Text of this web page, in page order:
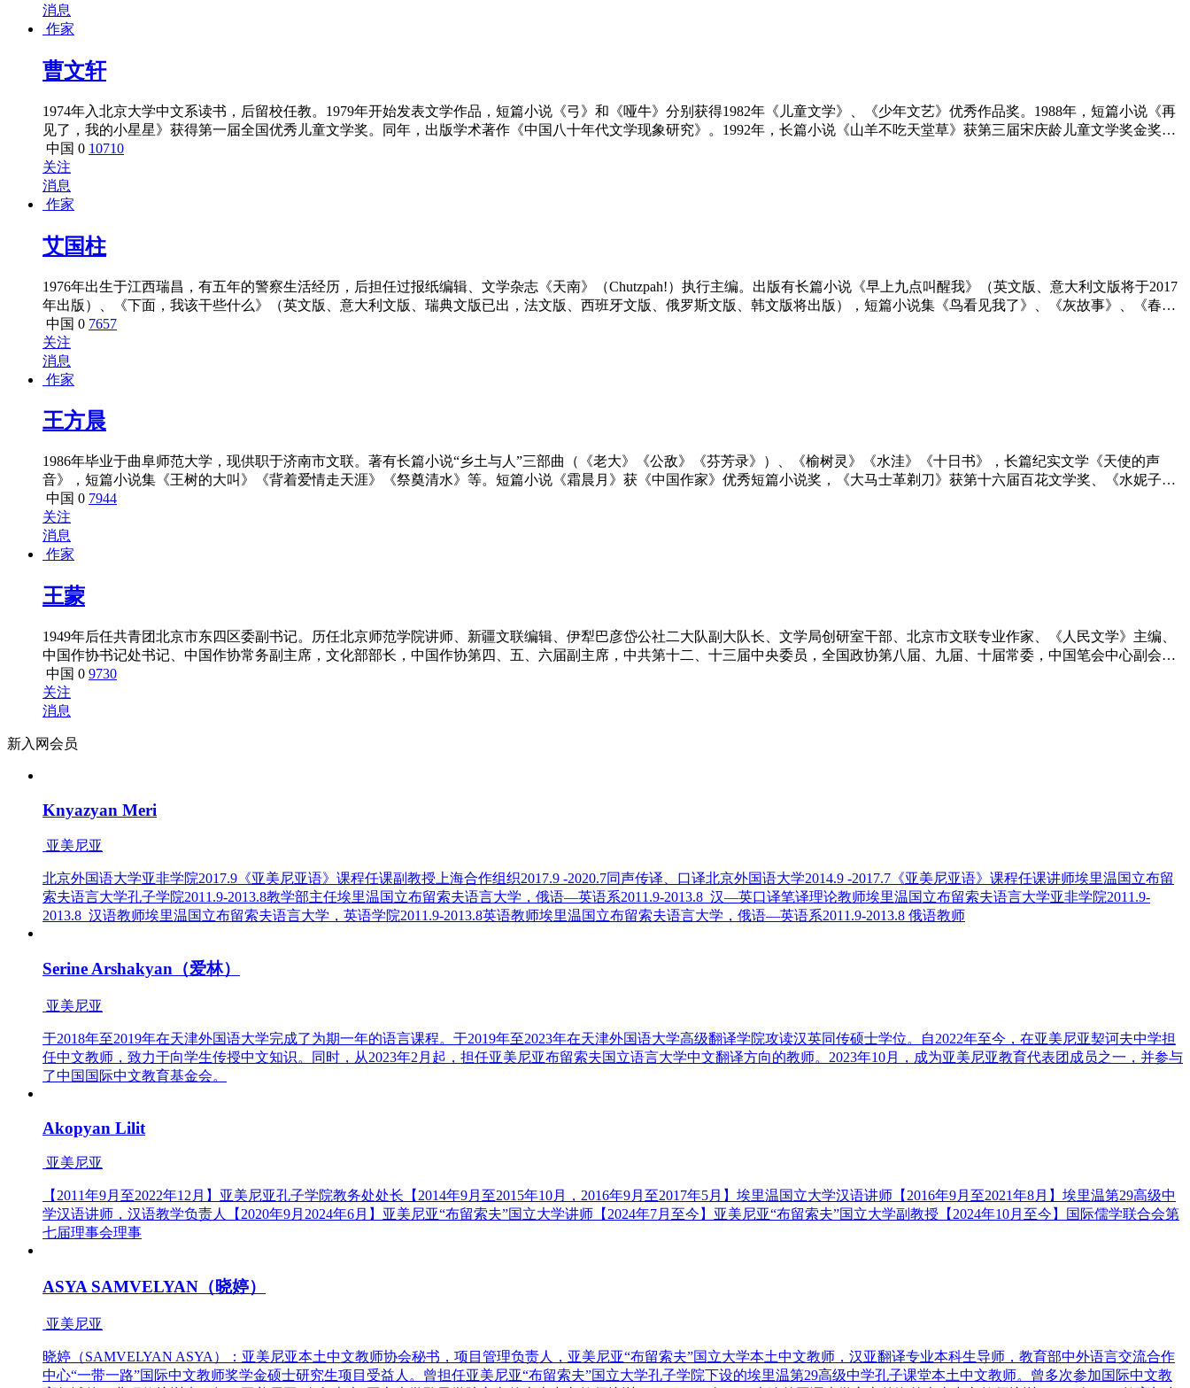
消息
作家
曹文轩
1974年入北京大学中文系读书，后留校任教。1979年开始发表文学作品，短篇小说《弓》和《哑牛》分别获得1982年《儿童文学》、《少年文艺》优秀作品奖。1988年，短篇小说《再
见了，我的小星星》获得第一届全国优秀儿童文学奖。同年，出版学术著作《中国八十年代文学现象研究》。1992年，长篇小说《山羊不吃天堂草》获第三届宋庆龄儿童文学奖金奖。1
998年，长篇小说《草房子》获第九届冰心文学奖大奖，次年获第四届国家图书奖。1999年长篇小说《红瓦》获第四届国家图书奖。同年改编电影《草房子》获第八届中国电影童牛奖优
秀编剧奖、第十九届中国电影金鸡奖最佳剧本奖。2000年，电影《草房子》获得第十四届德黑兰国
中国 0 10710
关注
消息
作家
艾国柱
1976年出生于江西瑞昌，有五年的警察生活经历，后担任过报纸编辑、文学杂志《天南》（Chutzpah!）执行主编。出版有长篇小说《早上九点叫醒我》（英文版、意大利文版将于2017
年出版）、《下面，我该干些什么》（英文版、意大利文版、瑞典文版已出，法文版、西班牙文版、俄罗斯文版、韩文版将出版），短篇小说集《鸟看见我了》、《灰故事》、《春天
在哪里》、《情史失踪者》，随笔集《寡人》、《阳光猛烈，万物显形》。作品曾发表于《人民文学》、《收获》、《当代》、《十月》及《GRANTA》等文学杂志。曾获《人民文
学》中国年度青年作家奖、华语文学传媒大奖最具潜力新人奖、蒲松龄短篇小说奖。被选为《人民文学》“未来大
中国 0 7657
关注
消息
作家
王方晨
1986年毕业于曲阜师范大学，现供职于济南市文联。著有长篇小说“乡土与人”三部曲（《老大》《公敌》《芬芳录》）、《榆树灵》《水洼》《十日书》，长篇纪实文学《天使的声
音》，短篇小说集《王树的大叫》《背着爱情走天涯》《祭奠清水》等。短篇小说《霜晨月》获《中国作家》优秀短篇小说奖，《大马士革剃刀》获第十六届百花文学奖、《水妮子的
火》获全国公安文学奖、《王树的大叫》获首届齐鲁文学奖。曾获得山东省省优秀图书奖、山东省文化艺术奖等。
中国 0 7944
关注
消息
作家
王蒙
1949年后任共青团北京市东四区委副书记。历任北京师范学院讲师、新疆文联编辑、伊犁巴彦岱公社二大队副大队长、文学局创研室干部、北京市文联专业作家、《人民文学》主编、
中国作协书记处书记、中国作协常务副主席，文化部部长，中国作协第四、五、六届副主席，中共第十二、十三届中央委员，全国政协第八届、九届、十届常委，中国笔会中心副会
长、中国少数民族文化基金会会长、中国国际交流协会副会长等职。1953年开始创作长篇小说《青春万岁》（1979年出版）。1955年发表处女作《小豆儿》，1956年短篇小说《组织部
新来的青年人》在《人民文学》第9期发表，旋即引起轩然大波。1958年被错划为“右派”，下放北京门头沟劳
中国 0 9730
关注
消息
新入网会员
Knyazyan Meri
亚美尼亚
北京外国语大学亚非学院2017.9《亚美尼亚语》课程任课副教授上海合作组织2017.9 -2020.7同声传译、口译北京外国语大学2014.9 -2017.7《亚美尼亚语》课程任课讲师埃里温国立布留
索夫语言大学孔子学院2011.9-2013.8教学部主任埃里温国立布留索夫语言大学，俄语—英语系2011.9-2013.8 汉—英口译笔译理论教师埃里温国立布留索夫语言大学亚非学院2011.9-
2013.8 汉语教师埃里温国立布留索夫语言大学，英语学院2011.9-2013.8英语教师埃里温国立布留索夫语言大学，俄语—英语系2011.9-2013.8 俄语教师
Serine Arshakyan（爱林）
亚美尼亚
于2018年至2019年在天津外国语大学完成了为期一年的语言课程。于2019年至2023年在天津外国语大学高级翻译学院攻读汉英同传硕士学位。自2022年至今，在亚美尼亚契诃夫中学担
任中文教师，致力于向学生传授中文知识。同时，从2023年2月起，担任亚美尼亚布留索夫国立语言大学中文翻译方向的教师。2023年10月，成为亚美尼亚教育代表团成员之一，并参与
了中国国际中文教育基金会。
Akopyan Lilit
亚美尼亚
【2011年9月至2022年12月】亚美尼亚孔子学院教务处处长【2014年9月至2015年10月，2016年9月至2017年5月】埃里温国立大学汉语讲师【2016年9月至2021年8月】埃里温第29高级中
学汉语讲师，汉语教学负责人【2020年9月2024年6月】亚美尼亚“布留索夫”国立大学讲师【2024年7月至今】亚美尼亚“布留索夫”国立大学副教授【2024年10月至今】国际儒学联合会第
七届理事会理事
ASYA SAMVELYAN（晓婷）
亚美尼亚
晓婷（SAMVELYAN ASYA）：亚美尼亚本土中文教师协会秘书，项目管理负责人，亚美尼亚“布留索夫”国立大学本土中文教师，汉亚翻译专业本科生导师，教育部中外语言交流合作
中心“一带一路”国际中文教师奖学金硕士研究生项目受益人。曾担任亚美尼亚“布留索夫”国立大学孔子学院下设的埃里温第29高级中学孔子课堂本土中文教师。曾多次参加国际中文教